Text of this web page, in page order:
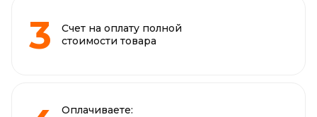
Счет на оплату полной
стоимости товара
Оплачиваете: